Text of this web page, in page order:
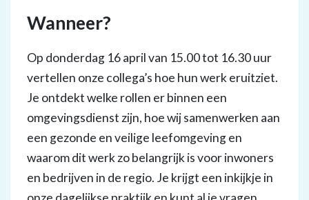
Wanneer?
Op donderdag 16 april van 15.00 tot 16.30 uur
vertellen onze collega’s hoe hun werk eruitziet.
Je ontdekt welke rollen er binnen een
omgevingsdienst zijn, hoe wij samenwerken aan
een gezonde en veilige leefomgeving en
waarom dit werk zo belangrijk is voor inwoners
en bedrijven in de regio. Je krijgt een inkijkje in